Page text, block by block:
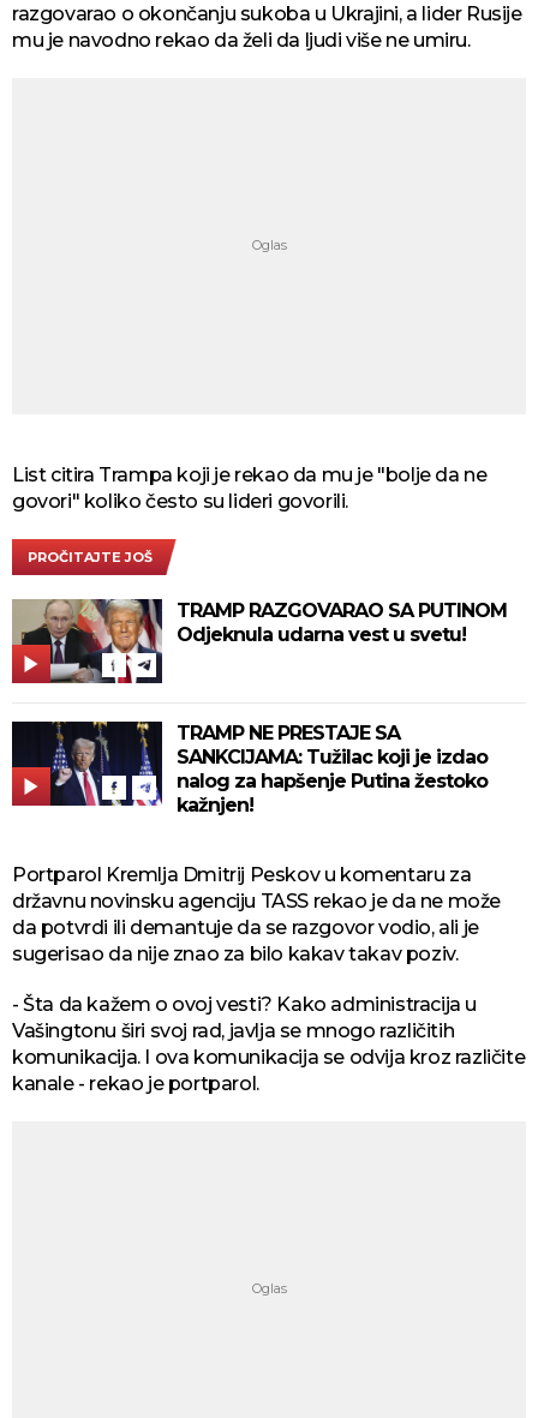
razgovarao o okončanju sukoba u Ukrajini, a lider Rusije
mu je navodno rekao da želi da ljudi više ne umiru.
List citira Trampa koji je rekao da mu je "bolje da ne
govori" koliko često su lideri govorili.
PROČITAJTE JOŠ
TRAMP RAZGOVARAO SA PUTINOM
Odjeknula udarna vest u svetu!
TRAMP NE PRESTAJE SA
SANKCIJAMA: Tužilac koji je izdao
nalog za hapšenje Putina žestoko
kažnjen!
Portparol Kremlja Dmitrij Peskov u komentaru za
državnu novinsku agenciju TASS rekao je da ne može
da potvrdi ili demantuje da se razgovor vodio, ali je
sugerisao da nije znao za bilo kakav takav poziv.
- Šta da kažem o ovoj vesti? Kako administracija u
Vašingtonu širi svoj rad, javlja se mnogo različitih
komunikacija. I ova komunikacija se odvija kroz različite
kanale - rekao je portparol.